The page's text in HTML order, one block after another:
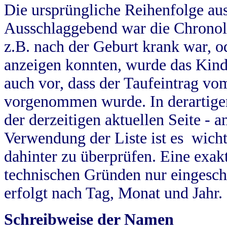
Die ursprüngliche Reihenfolge
Ausschlaggebend war die
z.B. nach der Geburt krank war,
anzeigen konnten, wurde das
auch vor, dass der Taufeintrag
vorgenommen wurde. In
der derzeitigen aktuellen Seite -
Verwendung der Liste ist es
dahinter zu überprüfen. Eine
technischen Gründen nur
erfolgt nach Tag, Monat und Jahr.
Schreibweise der Namen